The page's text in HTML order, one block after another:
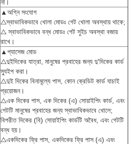
না।
▲অগ্নি সংযোগ
△স্বাভাবিকভাবে খোলা মোডঃ গেট খোলা অবস্থায় থাকে;
△ স্বাভাবিকভাবে বন্ধ মোডঃ গেট সুইচ অবস্থা বজায়
রাখে।
▲প্যাসেজ মোড
△দুইদিকের যাত্রা, মানুষের প্রবাহের জন্য দু'দিকের কার্ড
স্যুইপ করা।
△দুই দিকের বিনামূল্যে পাস, কোন ক্রেডিট কার্ড যাচাই
প্রয়োজন।
△এক দিকের পাস, এক দিকের (এ) সোয়াইপিং কার্ড, এবং
গেটটি মানুষের প্রবাহের জন্য স্বাভাবিকভাবে খোলে;
বিপরীত দিকের (বি) সোয়াইপিং কার্ডটি অবৈধ, এবং গেটটি
বন্ধ হয়।
△একদিকের ফ্রি পাস, একদিকের ফ্রি পাস (এ) এবং